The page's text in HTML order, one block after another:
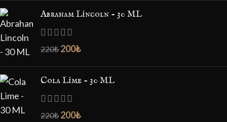
Abraham Lincoln - 30 ML
220₺ 200₺
Cola Lime - 30 ML
220₺ 200₺